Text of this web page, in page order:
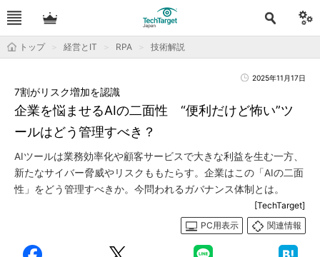
トップ 経営とIT RPA 技術解説
2025年11月17日
企業を悩ませるAIの二面性 “便利だけど怖い”ツ
ールはどう管理すべき？
7割がリスク増加を認識
AIツールは業務効率化や顧客サービスで大きな利益を生む一方、
新たなサイバー脅威やリスクももたらす。企業はこの「AIの二面
性」をどう管理すべきか。今問われるガバナンス体制とは。
[TechTarget]
PC用表示
関連情報